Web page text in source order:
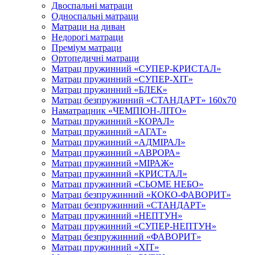
Двоспальні матраци
Односпальні матраци
Матраци на диван
Недорогі матраци
Преміум матраци
Ортопедичні матраци
Матрац пружинний «СУПЕР-КРИСТАЛ»
Матрац пружинний «СУПЕР-ХІТ»
Матрац пружинний «БЛЕК»
Матрац безпружинний «СТАНДАРТ» 160х70
Наматрацник «ЧЕМПІОН-ЛІТО»
Матрац пружинний «КОРАЛ»
Матрац пружинний «АГАТ»
Матрац пружинний «АДМІРАЛ»
Матрац пружинний «АВРОРА»
Матрац пружинний «МІРАЖ»
Матрац пружинний «КРИСТАЛ»
Матрац пружинний «СЬОМЕ НЕБО»
Матрац безпружинний «КОКО-ФАВОРИТ»
Матрац безпружинний «СТАНДАРТ»
Матрац пружинний «НЕПТУН»
Матрац пружинний «СУПЕР-НЕПТУН»
Матрац безпружинний «ФАВОРИТ»
Матрац пружинний «ХІТ»